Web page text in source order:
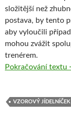
složitější než
postava, by tento
aby vyloučili
mohou zvážit
trenérem.
Pokračování textu
VZOROVÝ JÍDELNÍČEK